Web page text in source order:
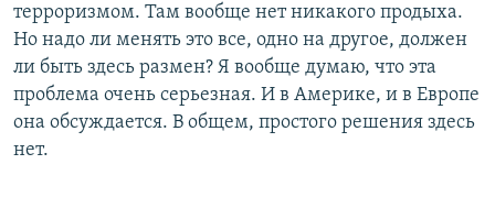
терроризмом. Там вообще нет никакого продыха.
Но надо ли менять это все, одно на другое, должен
ли быть здесь размен? Я вообще думаю, что эта
проблема очень серьезная. И в Америке, и в Европе
она обсуждается. В общем, простого решения здесь
нет.